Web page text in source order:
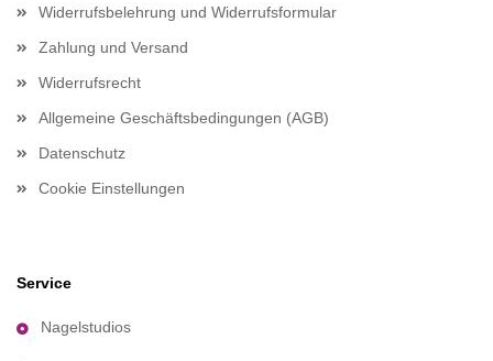
Widerrufsbelehrung und Widerrufsformular
Zahlung und Versand
Widerrufsrecht
Allgemeine Geschäftsbedingungen (AGB)
Datenschutz
Cookie Einstellungen
Service
Nagelstudios